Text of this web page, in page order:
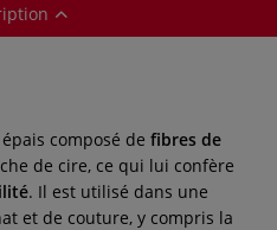
composé de fibres de
de cire, ce qui lui confère
. Il est utilisé dans une
et de couture, y compris la